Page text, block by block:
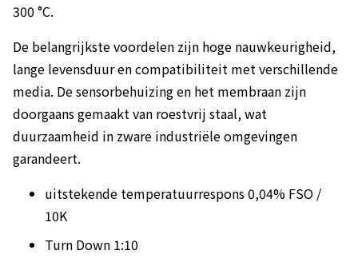
300 °C.
De belangrijkste voordelen zijn hoge nauwkeurigheid,
lange levensduur en compatibiliteit met verschillende
media. De sensorbehuizing en het membraan zijn
doorgaans gemaakt van roestvrij staal, wat
duurzaamheid in zware industriële omgevingen
garandeert.
uitstekende temperatuurrespons 0,04% FSO /
10K
Turn Down 1:10